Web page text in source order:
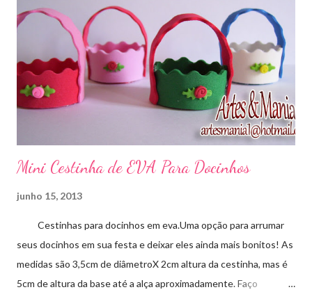
Mini Cestinha de EVA Para Docinhos
junho 15, 2013
Cestinhas para docinhos em eva.Uma opção para arrumar
seus docinhos em sua festa e deixar eles ainda mais bonitos! As
medidas são 3,5cm de diâmetroX 2cm altura da cestinha, mas é
5cm de altura da base até a alça aproximadamente. Faço